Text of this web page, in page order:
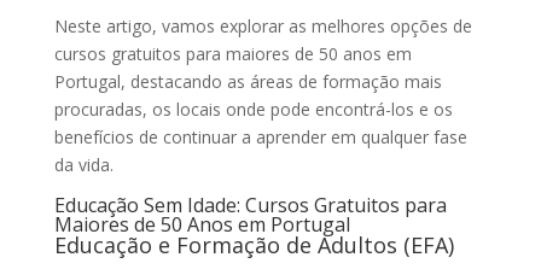
Neste artigo, vamos explorar as melhores opções de
cursos gratuitos para maiores de 50 anos em
Portugal, destacando as áreas de formação mais
procuradas, os locais onde pode encontrá-los e os
benefícios de continuar a aprender em qualquer fase
da vida.
Educação Sem Idade: Cursos Gratuitos para
Maiores de 50 Anos em Portugal
Educação e Formação de Adultos (EFA)